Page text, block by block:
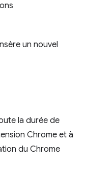
un nouvel
la durée de
Chrome et à
du Chrome